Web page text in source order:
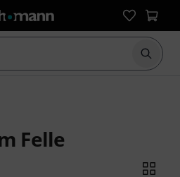
Suche
Felle